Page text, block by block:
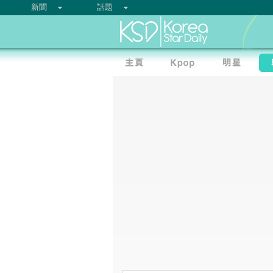
新聞 話題